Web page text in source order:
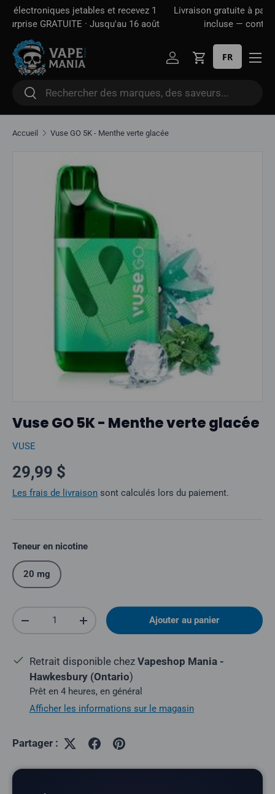
Aller directement au contenu
Livraison gratuite à partir de100 $*
· Taxe d'accise déjà
incluse — contrairement à certains sites
Rechercher
Rechercher
Se connecter
Panier
FR
Accueil Vuse GO 5K - Menthe verte glacée
Aller directement aux informations sur le produit
Vuse GO 5K - Menthe verte glacée
VUSE
Prix normal
29,99 $
Les frais de livraison sont calculés lors du paiement.
Teneur en nicotine
20 mg
Quantité
Réduire la quantitéAugmenter la quantitéAjouter au panier
Retrait disponible chez Vapeshop Mania -
Hawkesbury (Ontario)
Prêt en 4 heures, en général
Afficher les informations sur le magasin
Partager :